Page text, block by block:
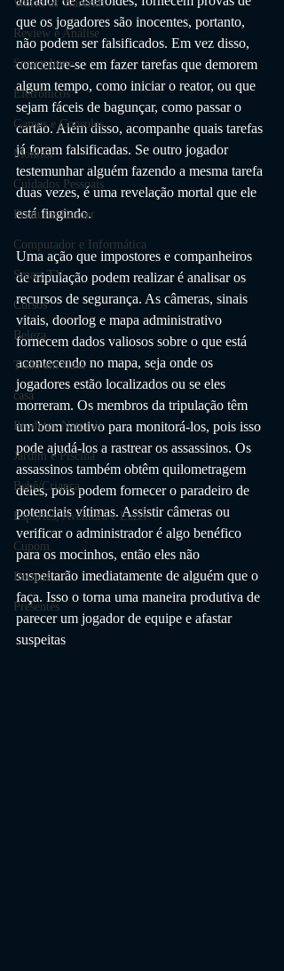
World of Warcraft
Review e Análise
Smartphone
Eletrônicos
Games e Consoles
Monitor
Cuidados Pessoais
Produtos Gamer
Computador e Informática
Smart TV
Cursos
Beleza
Tudo em Casa
casa
Produtos Naturais
Jardim e Piscina
Bebê/Criança
Esportes, Aventura e Lazer
Cupom
Roupas
Presentes
que os jogadores são inocentes, portanto,
não podem ser falsificados. Em vez disso,
concentre-se em fazer tarefas que demorem
algum tempo, como iniciar o reator, ou que
sejam fáceis de bagunçar, como passar o
cartão. Além disso, acompanhe quais tarefas
já foram falsificadas. Se outro jogador
testemunhar alguém fazendo a mesma tarefa
duas vezes, é uma revelação mortal que ele
está fingindo.
Uma ação que impostores e companheiros
de tripulação podem realizar é analisar os
recursos de segurança. As câmeras, sinais
vitais, doorlog e mapa administrativo
fornecem dados valiosos sobre o que está
acontecendo no mapa, seja onde os
jogadores estão localizados ou se eles
morreram. Os membros da tripulação têm
um bom motivo para monitorá-los, pois isso
pode ajudá-los a rastrear os assassinos. Os
assassinos também obtêm quilometragem
deles, pois podem fornecer o paradeiro de
potenciais vítimas. Assistir câmeras ou
verificar o administrador é algo benéfico
para os mocinhos, então eles não
suspeitarão imediatamente de alguém que o
faça. Isso o torna uma maneira produtiva de
parecer um jogador de equipe e afastar
suspeitas